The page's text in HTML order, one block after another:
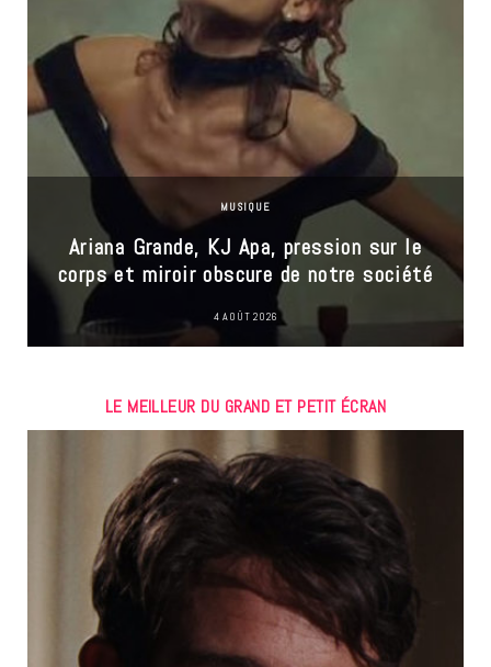
MUSIQUE
Ariana Grande, KJ Apa, pression sur le
corps et miroir obscure de notre société
4 AOÛT 2026
LE MEILLEUR DU GRAND ET PETIT ÉCRAN